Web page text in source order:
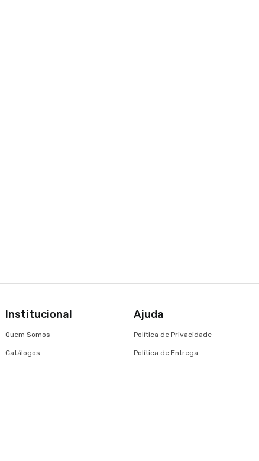
Institucional
Quem Somos
Catálogos
Ajuda
Política de Privacidade
Política de Entrega